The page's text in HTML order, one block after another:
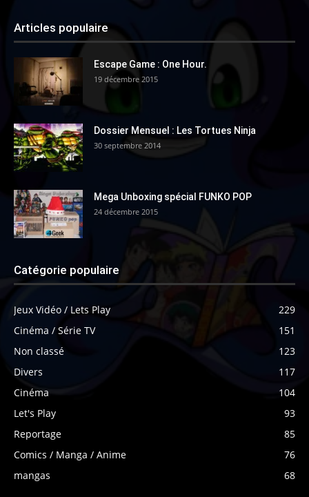
Articles populaire
Escape Game : One Hour.
19 décembre 2015
Dossier Mensuel : Les Tortues Ninja
30 septembre 2014
Mega Unboxing spécial FUNKO POP
24 décembre 2015
Catégorie populaire
Jeux Vidéo / Lets Play
229
Cinéma / Série TV
151
Non classé
123
Divers
117
Cinéma
104
Let's Play
93
Reportage
85
Comics / Manga / Anime
76
mangas
68